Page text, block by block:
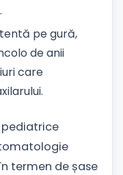
pe gură,
de anii
care
termen de șase